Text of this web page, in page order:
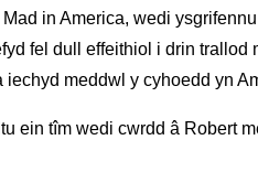
in America, wedi
fel dull effeithiol i drin
meddwl y cyhoedd yn
ein tîm wedi cwrdd â Robert